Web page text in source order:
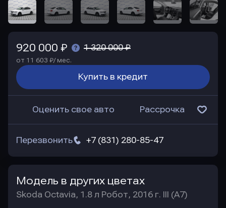
920 000 ₽ 1 320 000 ₽
от 11 603 ₽/ мес.
Купить в кредит
Оценить свое авто Рассрочка
+7 (831) 280-85-47
Перезвонить
Модель в других цветах
Skoda Octavia, 1.8 л Робот, 2016 г. III (A7)